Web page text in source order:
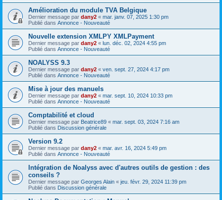
Amélioration du module TVA Belgique
Dernier message par dany2 « mar. janv. 07, 2025 1:30 pm
Publié dans Annonce - Nouveauté
Nouvelle extension XMLPY XMLPayment
Dernier message par dany2 « lun. déc. 02, 2024 4:55 pm
Publié dans Annonce - Nouveauté
NOALYSS 9.3
Dernier message par dany2 « ven. sept. 27, 2024 4:17 pm
Publié dans Annonce - Nouveauté
Mise à jour des manuels
Dernier message par dany2 « mar. sept. 10, 2024 10:33 pm
Publié dans Annonce - Nouveauté
Comptabilité et cloud
Dernier message par Beatrice89 « mar. sept. 03, 2024 7:16 am
Publié dans Discussion générale
Version 9.2
Dernier message par dany2 « mar. avr. 16, 2024 5:49 pm
Publié dans Annonce - Nouveauté
Intégration de Noalyss avec d'autres outils de gestion : des
conseils ?
Dernier message par Georges Alain « jeu. févr. 29, 2024 11:39 pm
Publié dans Discussion générale